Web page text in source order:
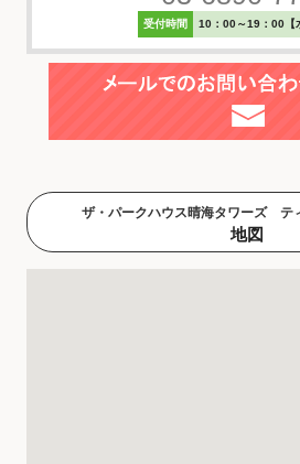
受付時間 10：00～19：00【
ザ・パークハウス晴海タワーズ テ
地図